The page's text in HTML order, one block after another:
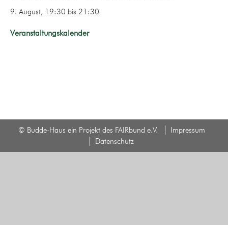
9. August, 19:30 bis 21:30
Veranstaltungskalender
© Budde-Haus ein Projekt des FAIRbund e.V.
Impressum
Datenschutz